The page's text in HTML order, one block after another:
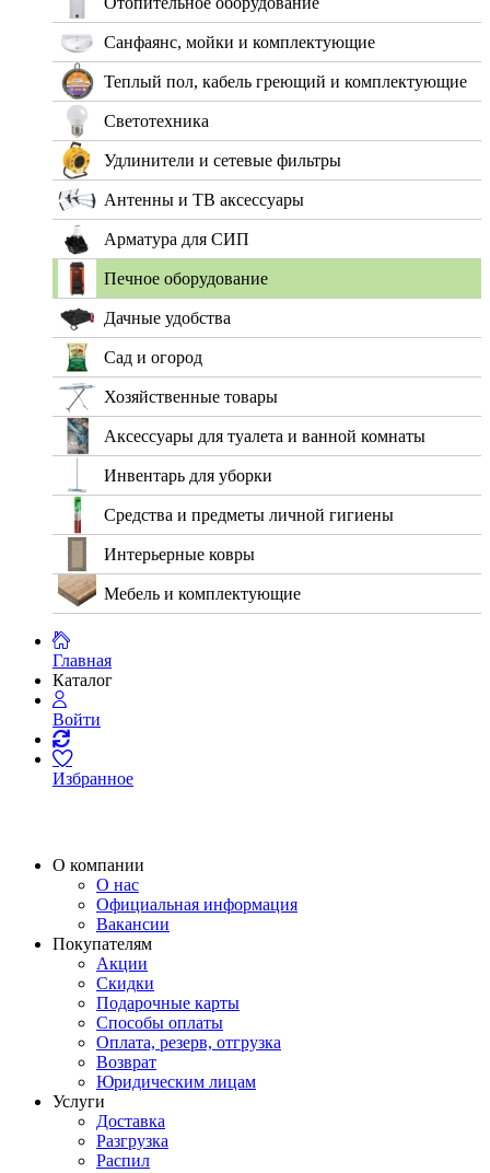
Санфаянс, мойки и комплектующие
Теплый пол, кабель греющий и комплектующие
Светотехника
Удлинители и сетевые фильтры
Антенны и ТВ аксессуары
Арматура для СИП
Печное оборудование
Дачные удобства
Сад и огород
Хозяйственные товары
Аксессуары для туалета и ванной комнаты
Инвентарь для уборки
Средства и предметы личной гигиены
Интерьерные ковры
Мебель и комплектующие
Главная
Каталог
Войти
Избранное
О компании
О нас
Официальная информация
Вакансии
Покупателям
Акции
Скидки
Подарочные карты
Способы оплаты
Оплата, резерв, отгрузка
Возврат
Юридическим лицам
Услуги
Доставка
Разгрузка
Распил